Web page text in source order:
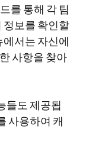
를 통해 각 팀
정보를 확인할
에서는 자신에
사항을 찾아
들도 제공됩
사용하여 캐